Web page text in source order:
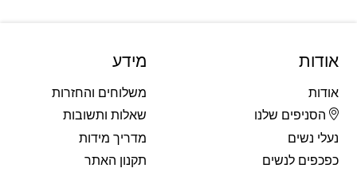
אודות
אודות
הסניפים שלנו
נעלי נשים
כפכפים לנשים
מידע
משלוחים והחזרות
שאלות ותשובות
מדריך מידות
תקנון האתר